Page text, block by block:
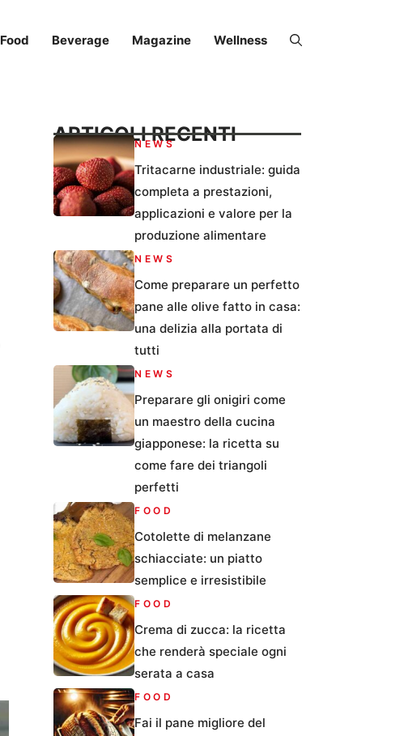
Food Beverage Magazine Wellness
ARTICOLI RECENTI
NEWS
Tritacarne industriale: guida
completa a prestazioni,
applicazioni e valore per la
produzione alimentare
NEWS
Come preparare un perfetto
pane alle olive fatto in casa:
una delizia alla portata di
tutti
NEWS
Preparare gli onigiri come
un maestro della cucina
giapponese: la ricetta su
come fare dei triangoli
perfetti
FOOD
Cotolette di melanzane
schiacciate: un piatto
semplice e irresistibile
FOOD
Crema di zucca: la ricetta
che renderà speciale ogni
serata a casa
FOOD
Fai il pane migliore del